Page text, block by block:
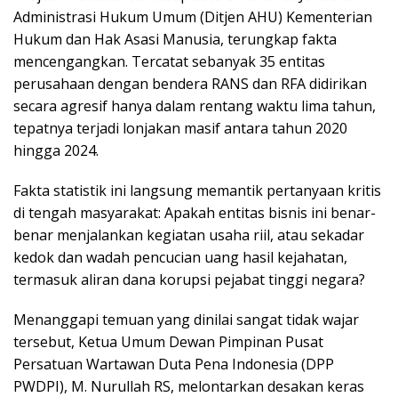
Administrasi Hukum Umum (Ditjen AHU) Kementerian
Hukum dan Hak Asasi Manusia, terungkap fakta
mencengangkan. Tercatat sebanyak 35 entitas
perusahaan dengan bendera RANS dan RFA didirikan
secara agresif hanya dalam rentang waktu lima tahun,
tepatnya terjadi lonjakan masif antara tahun 2020
hingga 2024.
Fakta statistik ini langsung memantik pertanyaan kritis
di tengah masyarakat: Apakah entitas bisnis ini benar-
benar menjalankan kegiatan usaha riil, atau sekadar
kedok dan wadah pencucian uang hasil kejahatan,
termasuk aliran dana korupsi pejabat tinggi negara?
Menanggapi temuan yang dinilai sangat tidak wajar
tersebut, Ketua Umum Dewan Pimpinan Pusat
Persatuan Wartawan Duta Pena Indonesia (DPP
PWDPI), M. Nurullah RS, melontarkan desakan keras